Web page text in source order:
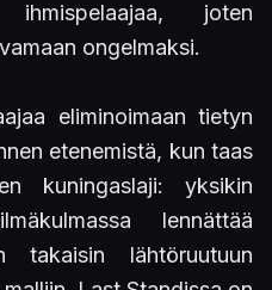
joten
ongelmaksi.
eliminoimaan tietyn
etenemistä, kun taas
kuningaslaji: yksikin
lennättää
takaisin lähtöruutuun